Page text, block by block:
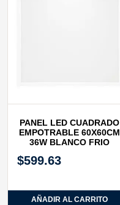
PANEL LED CUADRADO
EMPOTRABLE 60X60CM
36W BLANCO FRIO
$599.63
AÑADIR AL CARRITO